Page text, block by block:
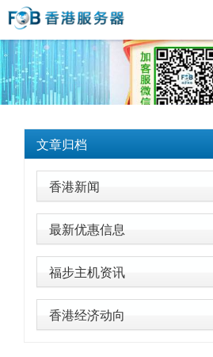
文章归档
香港新闻
最新优惠信息
福步主机资讯
香港经济动向